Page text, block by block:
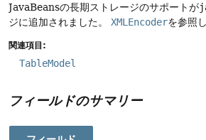
JavaBeansの長期ストレージのサポートが
ジに追加されました。
XMLEncoderを参照
関連項目:
TableModel
フィールドのサマリー